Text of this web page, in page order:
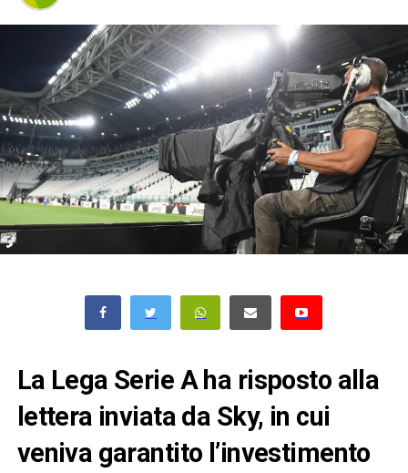
La Lega Serie A ha risposto alla
lettera inviata da Sky, in cui
veniva garantito l’investimento